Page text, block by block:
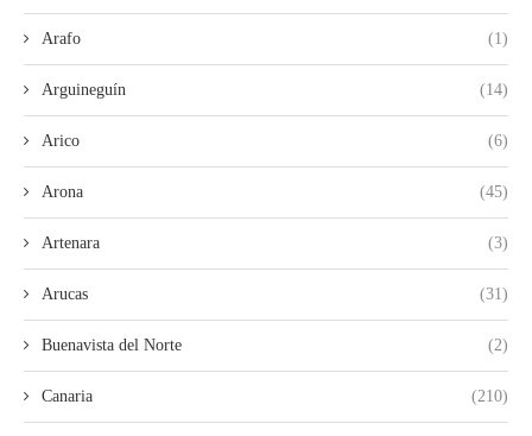
Arafo (1)
Arguineguín (14)
Arico (6)
Arona (45)
Artenara (3)
Arucas (31)
Buenavista del Norte (2)
Canaria (210)